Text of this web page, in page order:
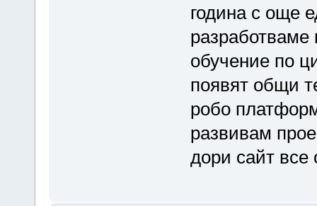
година с още
разработваме
обучение по
появят общи
робо
развивам
дори сайт